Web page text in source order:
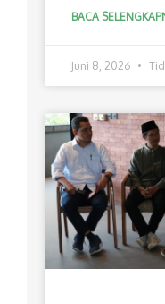
BACA
Juni 8, 2026